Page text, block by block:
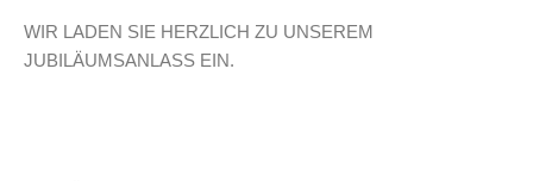
WIR LADEN SIE HERZLICH ZU UNSEREM
JUBILÄUMSANLASS EIN.